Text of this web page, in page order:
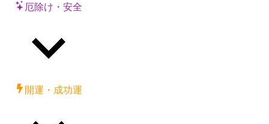
厄除け・安全
開運・成功運